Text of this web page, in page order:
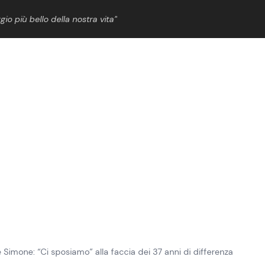
più bello della nostra vita”
“Ci sposiamo” alla faccia dei 37 anni di differenza